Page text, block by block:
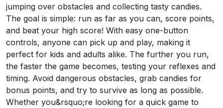
jumping over obstacles and collecting tasty candies.
The goal is simple: run as far as you can, score points,
and beat your high score! With easy one-button
controls, anyone can pick up and play, making it
perfect for kids and adults alike. The further you run,
the faster the game becomes, testing your reflexes and
timing. Avoid dangerous obstacles, grab candies for
bonus points, and try to survive as long as possible.
Whether you&rsquo;re looking for a quick game to